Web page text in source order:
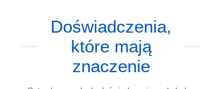
Doświadczenia,
które mają
znaczenie